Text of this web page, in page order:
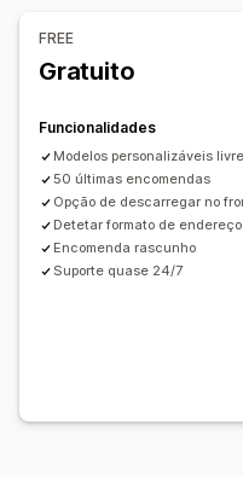
Números de faturação
Cálculo de imposto
Gestão de ficheiros
Transferência em lote
Automatização de e-mails
Imprimir e exportar
Numeração sequencial
FREE
Gratuito
Funcionalidades
Modelos personalizáveis
50 últimas encomendas
Opção de descarregar no
Detetar formato de
Encomenda rascunho
Suporte quase 24/7